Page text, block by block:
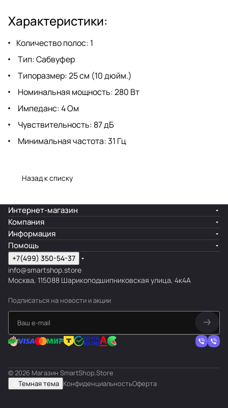
Характеристики:
Количество полос: 1
Тип: Сабвуфер
Типоразмер: 25 см (10 дюйм.)
Номинальная мощность: 280 Вт
Импеданс: 4 Ом
Чувствительность: 87 дБ
Минимальная частота: 31 Гц
Назад к списку
Интернет-магазин
Компания
Информация
Помощь
+7(499) 350-54-37
info@smartshop.store
Москва, 115088 Шарикоподшипниковская улица, 4к4А
Подписаться на новости и акции
© 2026 Магазин SmartShop.Store
Темная тема КонфиденциальностьОферта